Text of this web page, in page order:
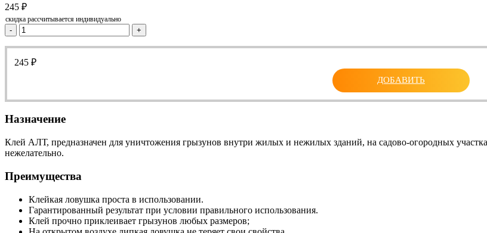
245 ₽
скидка рассчитывается индивидуально
- +
245 ₽
ДОБАВИТЬ
Назначение
Клей АЛТ, предназначен для уничтожения грызунов внутри жилых и нежилых зданий, на садово-огородных
нежелательно.
Преимущества
Клейкая ловушка проста в использовании.
Гарантированный результат при условии правильного использования.
Клей прочно приклеивает грызунов любых размеров;